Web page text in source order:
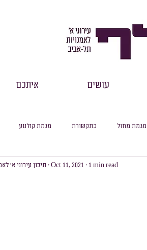
עושים איתכם
מגמת קולנוע בתקשורת מגמת מחול
סיכום חודשי עיוני למידה מקוונת תיכון עירוני א׳ Oct 11, 2021 1 min read